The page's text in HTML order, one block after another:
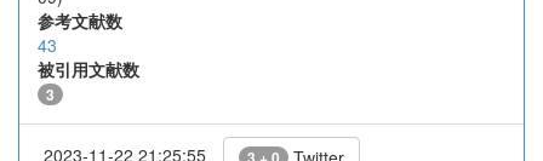
参考文献数
43
被引用文献数
3
2023-11-22 21:25:55